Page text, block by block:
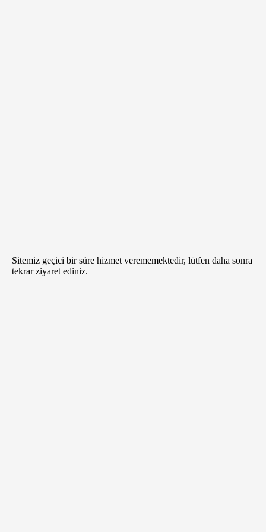
Sitemiz geçici bir süre hizmet verememektedir, lütfen daha sonra
tekrar ziyaret ediniz.